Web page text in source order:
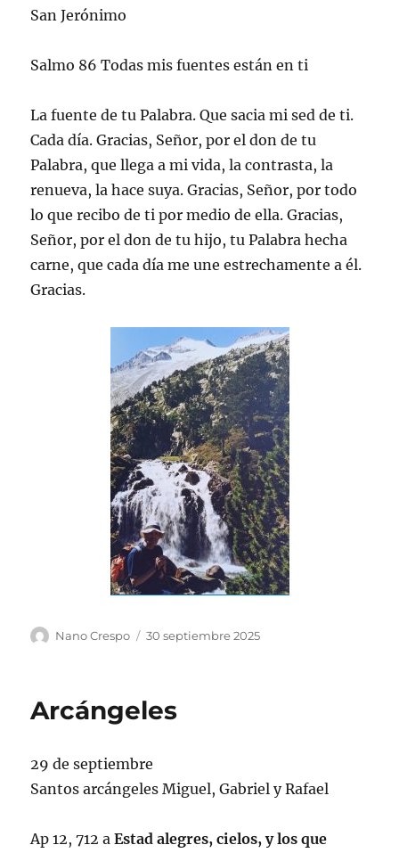
San Jerónimo
Salmo 86 Todas mis fuentes están en ti
La fuente de tu Palabra. Que sacia mi sed de ti.
Cada día. Gracias, Señor, por el don de tu
Palabra, que llega a mi vida, la contrasta, la
renueva, la hace suya. Gracias, Señor, por todo
lo que recibo de ti por medio de ella. Gracias,
Señor, por el don de tu hijo, tu Palabra hecha
carne, que cada día me une estrechamente a él.
Gracias.
Autor
Nano Crespo
Publicado
30 septiembre 2025
Arcángeles
29 de septiembre
Santos arcángeles Miguel, Gabriel y Rafael
Ap 12, 712 aEstad alegres, cielos, y los que